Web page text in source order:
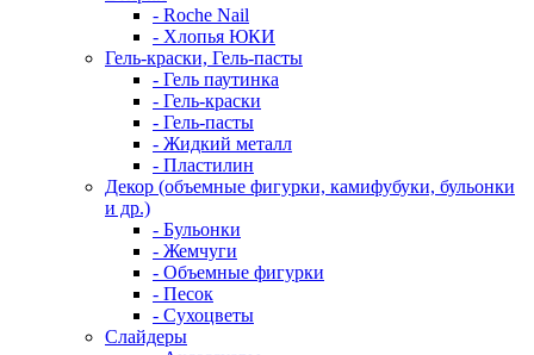
- Roche Nail
- Хлопья ЮКИ
Гель-краски, Гель-пасты
- Гель паутинка
- Гель-краски
- Гель-пасты
- Жидкий металл
- Пластилин
Декор (объемные фигурки, камифубуки, бульонки
и др.)
- Бульонки
- Жемчуги
- Объемные фигурки
- Песок
- Сухоцветы
Слайдеры